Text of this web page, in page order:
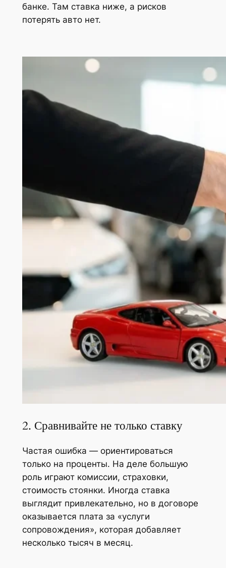
банке. Там ставка ниже, а рисков
потерять авто нет.
2. Сравнивайте не только ставку
Частая ошибка — ориентироваться
только на проценты. На деле большую
роль играют комиссии, страховки,
стоимость стоянки. Иногда ставка
выглядит привлекательно, но в договоре
оказывается плата за «услуги
сопровождения», которая добавляет
несколько тысяч в месяц.